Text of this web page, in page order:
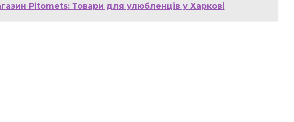
Pitomets: Товари для улюбленців у Харкові